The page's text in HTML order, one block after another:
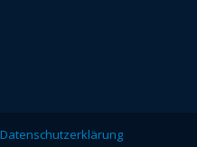
Datenschutzerklärung